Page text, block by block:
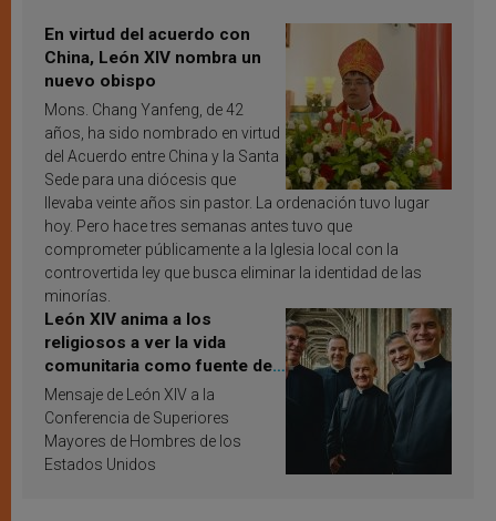
En virtud del acuerdo con
China, León XIV nombra un
nuevo obispo
Mons. Chang Yanfeng, de 42
años, ha sido nombrado en virtud
del Acuerdo entre China y la Santa
Sede para una diócesis que
llevaba veinte años sin pastor. La ordenación tuvo lugar
hoy. Pero hace tres semanas antes tuvo que
comprometer públicamente a la Iglesia local con la
controvertida ley que busca eliminar la identidad de las
minorías.
León XIV anima a los
religiosos a ver la vida
comunitaria como fuente de
inspiración y santificación
Mensaje de León XIV a la
Conferencia de Superiores
Mayores de Hombres de los
Estados Unidos